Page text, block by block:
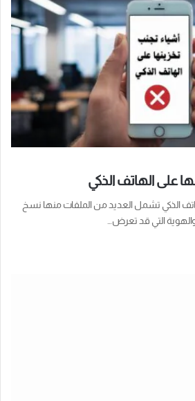
الذكي تشمل العديد من الملفات منها نسخ
التي قد تعرض…